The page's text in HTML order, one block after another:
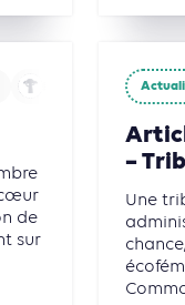
de
sur
–
Une